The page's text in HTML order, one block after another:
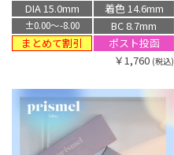
DIA 15.0mm
着色 14.6mm
±0.00〜-8.00
BC 8.7mm
まとめて割引
ポスト投函
￥1,760 (税込)